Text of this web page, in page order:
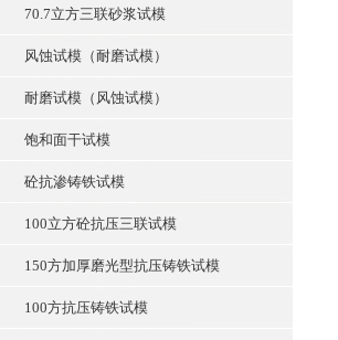
70.7立方三联砂浆试模
风蚀试模（耐磨试模）
耐磨试模（风蚀试模）
饱和面干试模
砼抗渗铸铁试模
100立方砼抗压三联试模
150方加厚磨光型抗压铸铁试模
100方抗压铸铁试模